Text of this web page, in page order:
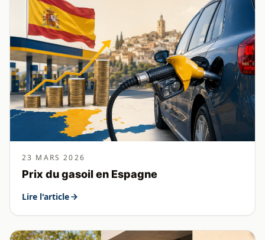
23 MARS 2026
Prix du gasoil en Espagne
Lire l'article